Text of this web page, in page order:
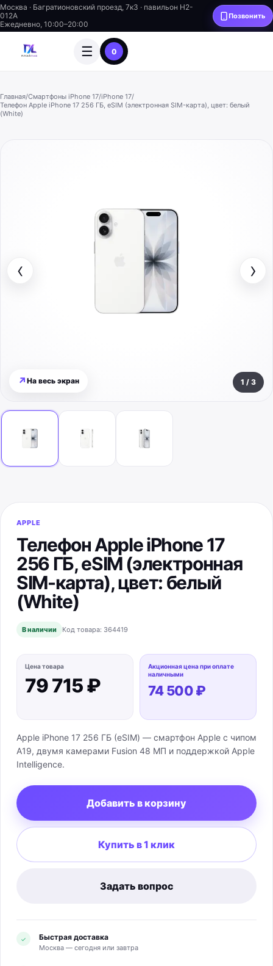
Москва · Багратионовский проезд, 7к3 · павильон H2-
012A
Ежедневно, 10:00–20:00
Позвонить
☰ 0
Главная/Смартфоны iPhone 17/iPhone 17/
Телефон Apple iPhone 17 256 ГБ, eSIM (электронная SIM-карта), цвет: белый
(White)
↗ На весь экран
‹ ›
1 / 3
APPLE
Телефон Apple iPhone 17
256 ГБ, eSIM (электронная
SIM-карта), цвет: белый
(White)
В наличии Код товара: 364419
Цена товара
79 715 ₽
Акционная цена при оплате
наличными
74 500 ₽
Apple iPhone 17 256 ГБ (eSIM) — смартфон Apple с чипом
A19, двумя камерами Fusion 48 МП и поддержкой Apple
Intelligence.
Добавить в корзину
Купить в 1 клик
Задать вопрос
✓ Быстрая доставка
Москва — сегодня или завтра